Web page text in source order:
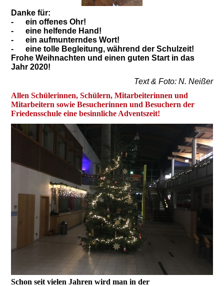
Danke für:
-ein offenes Ohr!
-eine helfende Hand!
-ein aufmunterndes Wort!
-eine tolle Begleitung, während der Schulzeit!
Frohe Weihnachten und einen guten Start in das
Jahr 2020!
Text & Foto: N. Neißer
Allen Schülerinnen, Schülern, Mitarbeiterinnen und
Mitarbeitern sowie Besucherinnen und Besuchern der
Friedensschule eine besinnliche Adventszeit!
Schon seit vielen Jahren wird man in der